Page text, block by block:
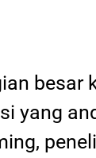
besar
yang